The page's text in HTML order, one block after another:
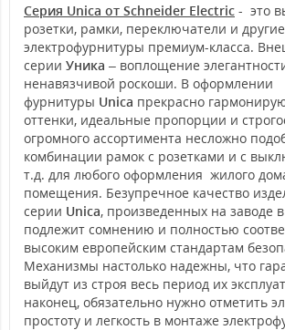
Серия Unica от Schneider Electric - это
розетки, рамки, переключатели и
электрофурнитуры премиум-класса.
серии Уника – воплощение
ненавязчивой роскоши. В оформлении
фурнитуры Unica прекрасно
оттенки, идеальные пропорции и
огромного ассортимента несложно
комбинации рамок с розетками и с
т.д. для любого оформления жилого
помещения. Безупречное качество
серии Unica, произведенных на заводе
подлежит сомнению и полностью
высоким европейским стандартам
Механизмы настолько надежны, что
выйдут из строя весь период их
наконец, обязательно нужно отметить
простоту и легкость в монтаже